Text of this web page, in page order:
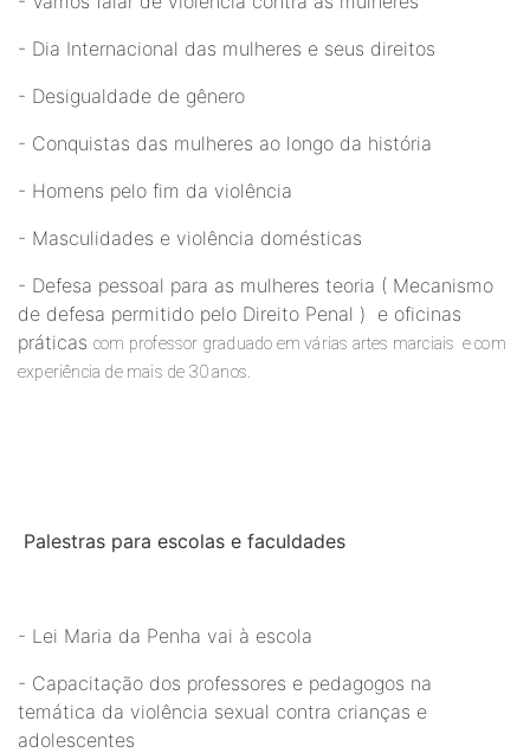
- Dia Internacional das mulheres e seus direitos
- Desigualdade de gênero
- Conquistas das mulheres ao longo da história
- Homens pelo fim da violência
- Masculidades e violência domésticas
- Defesa pessoal para as mulheres teoria ( Mecanismo
de defesa permitido pelo Direito Penal ) e oficinas
práticas com professor graduado em várias artes marciais  e com
experiência de mais de 30 anos.
Palestras para escolas e faculdades
- Lei Maria da Penha vai à escola
- Capacitação dos professores e pedagogos na
temática da violência sexual contra crianças e
adolescentes